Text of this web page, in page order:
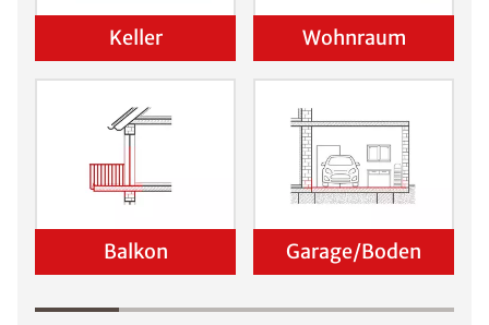
Keller Wohnraum
Balkon Garage/Boden